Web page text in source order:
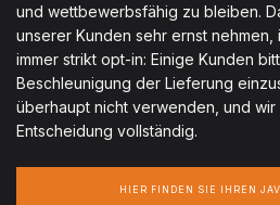
und wettbewerbsfähig zu bleiben.
unserer Kunden sehr ernst nehmen,
immer strikt opt-in: Einige Kunden
Beschleunigung der Lieferung
überhaupt nicht verwenden, und
Entscheidung vollständig.
HIER FINDEN SIE IHREN